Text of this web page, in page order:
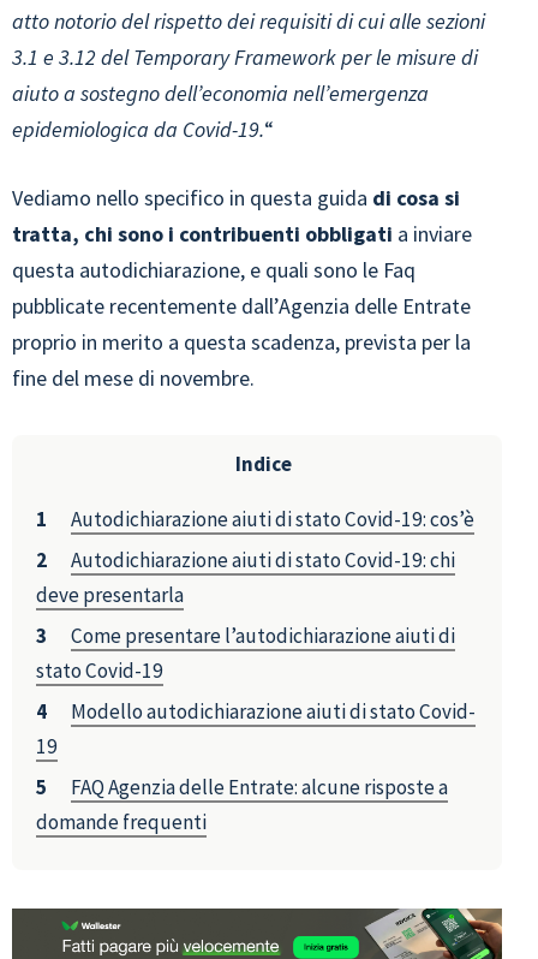
atto notorio del rispetto dei requisiti di cui alle sezioni
3.1 e 3.12 del Temporary Framework per le misure di
aiuto a sostegno dell’economia nell’emergenza
epidemiologica da Covid-19.“
Vediamo nello specifico in questa guida di cosa si
tratta, chi sono i contribuenti obbligati a inviare
questa autodichiarazione, e quali sono le Faq
pubblicate recentemente dall’Agenzia delle Entrate
proprio in merito a questa scadenza, prevista per la
fine del mese di novembre.
Indice
Autodichiarazione aiuti di stato Covid-19: cos’è
Autodichiarazione aiuti di stato Covid-19: chi
deve presentarla
Come presentare l’autodichiarazione aiuti di
stato Covid-19
Modello autodichiarazione aiuti di stato Covid-
19
FAQ Agenzia delle Entrate: alcune risposte a
domande frequenti